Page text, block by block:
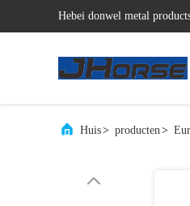
Hebei donwel metal
Huis> producten>